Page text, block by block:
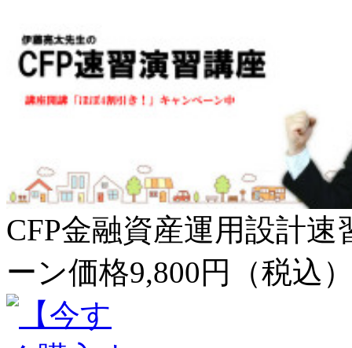
CFP金融資産運用設計
ーン価格9,800円（税込